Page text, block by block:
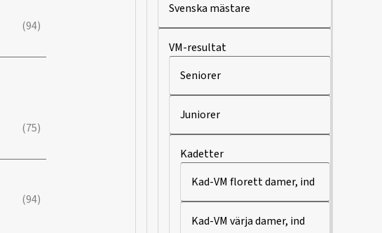
(94)
(75)
(94)
Svenska mästare
VM-resultat
Seniorer
Juniorer
Kadetter
Kad-VM florett damer, ind
Kad-VM värja damer, ind